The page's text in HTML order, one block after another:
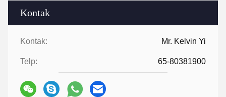
Kontak
Kontak: Mr. Kelvin Yi
Telp: 65-80381900